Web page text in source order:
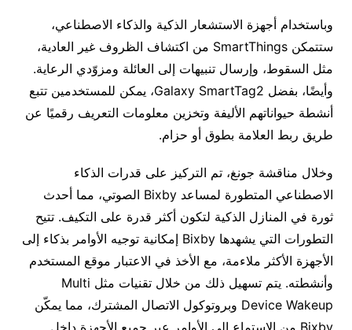
وباستخدام أجهزة الاستشعار الذكية والذكاء الاصطناعي،
ستتمكن SmartThings من اكتشاف الظروف غير العادية،
مثل السقوط، وإرسال تنبيهات إلى العائلة ومزوّدي الرعاية.
وأيضًا، بفضل Galaxy SmartTag2، يمكن للمستخدمين تتبع
أنشطة حيواناتهم الأليفة وتخزين معلومات التعريف رقميًا عن
طريق ربط العلامة بطوق أو حزام.
وخلال مناقشة جونغ، تم التركيز على قدرات الذكاء
الاصطناعي المتطورة لمساعد Bixby الصوتي، مما أحدث
ثورة في المنازل الذكية لتكون أكثر قدرة على التكيف. تتيح
التطورات التي يشهدها Bixby إمكانية توجيه الأوامر بذكاء إلى
الأجهزة الأكثر ملاءمة، مع الأخذ في الاعتبار موقع المستخدم
وأنشطته. يتم تسهيل ذلك من خلال تقنيات مثل Multi
Device Wakeup وبروتوكول الاتصال المشترك، مما يمكّن
Bixby من الاستماع إلى الأوامر عبر جميع الأجهزة داخل